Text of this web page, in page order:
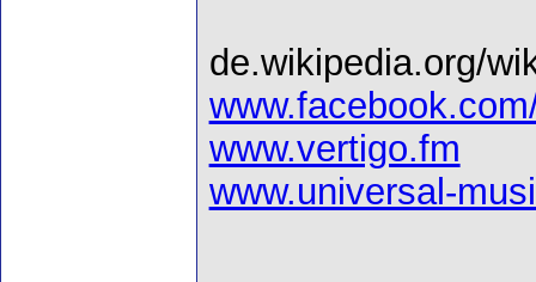
de.wikipedia.org/
www.vertigo.fm
www.universal-